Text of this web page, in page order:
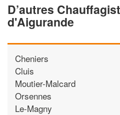
D’autres
d'Aigurande
Cheniers
Cluis
Moutier-Malcard
Orsennes
Le-Magny